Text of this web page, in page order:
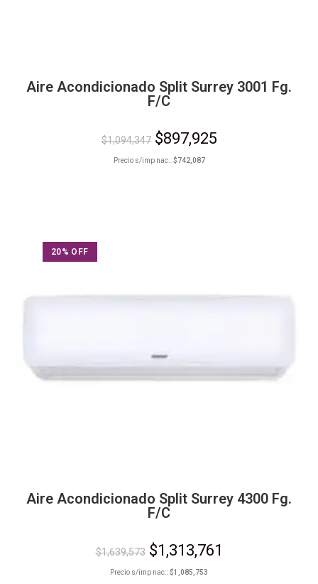
Aire Acondicionado Split Surrey 3001 Fg.
F/C
$1,094,347 $897,925
Precio s/imp nac.:$ 742,087
20% OFF
Aire Acondicionado Split Surrey 4300 Fg.
F/C
$1,639,573 $1,313,761
Precio s/imp nac.:$1,085,753